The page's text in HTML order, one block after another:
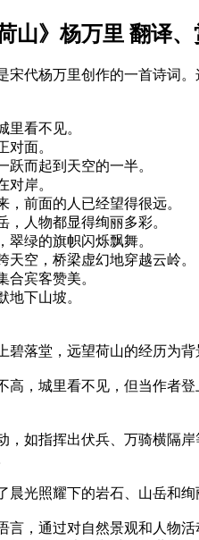
山》杨万里 翻译
宋代杨万里创作的一首诗词
里看不见。
对面。
跃而起到天空的一半。
对岸。
，前面的人已经望得很远。
，人物都显得绚丽多彩。
翠绿的旗帜闪烁飘舞。
天空，桥梁虚幻地穿越云岭。
合宾客赞美。
地下山坡。
碧落堂，远望荷山的经历为
高，城里看不见，但当作者
，如指挥出伏兵、万骑横隔
晨光照耀下的岩石、山岳和
言，通过对自然景观和人物